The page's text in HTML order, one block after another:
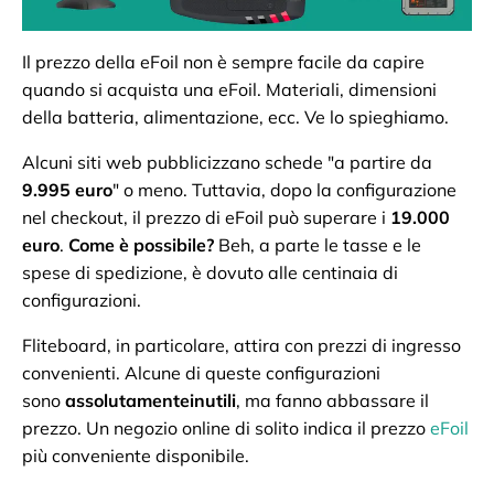
Il prezzo della eFoil non è sempre facile da capire
quando si acquista una eFoil. Materiali, dimensioni
della batteria, alimentazione, ecc. Ve lo spieghiamo.
Alcuni siti web pubblicizzano schede "a partire da
9.995 euro" o meno. Tuttavia, dopo la configurazione
nel checkout, il prezzo di eFoil può superare i 19.000
euro. Come è possibile? Beh, a parte le tasse e le
spese di spedizione, è dovuto alle centinaia di
configurazioni.
Fliteboard, in particolare, attira con prezzi di ingresso
convenienti. Alcune di queste configurazioni
sono assolutamenteinutili, ma fanno abbassare il
prezzo. Un negozio online di solito indica il prezzo eFoil
più conveniente disponibile.